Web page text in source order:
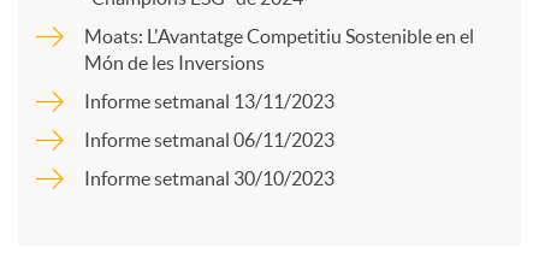
n
g
p
a
r
Moats: L'Avantatge Competitiu Sostenible en el
Món de les Inversions
Informe setmanal 13/11/2023
Informe setmanal 06/11/2023
Informe setmanal 30/10/2023